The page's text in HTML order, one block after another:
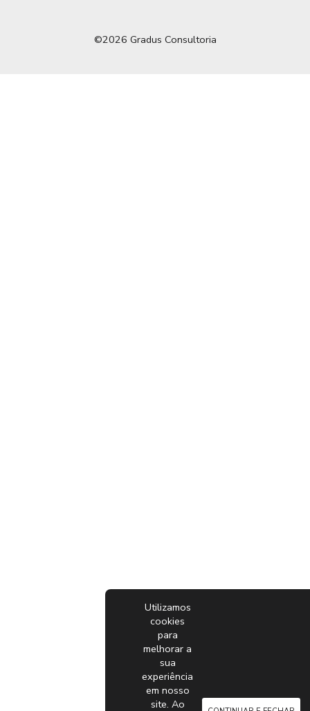
©2026 Gradus Consultoria
Utilizamos
cookies
para
melhorar a
sua
experiência
em nosso
site. Ao